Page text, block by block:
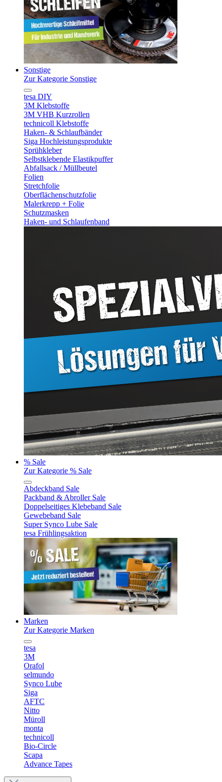
Sonstige
Zur Kategorie Sonstige
tesa DIY
3M Klebstoffe
3M VHB Kurzrollen
technicoll Klebstoffe
Haken- & Schlaufbänder
Siga Hochleistungsprodukte
Sprühkleber
Selbstklebende Elastikpuffer
Abfallsack / Müllbeutel
Folien
Stretchfolie
Oberflächenschutzfolie
Malerkrepp + Folie
Schutzmasken
Haken- und Schlaufenband
% Sale
Zur Kategorie % Sale
Abdeckband Sale
Packband & Abroller Sale
Doppelseitiges Klebeband Sale
Gewebeband Sale
Super Synco Lube Sale
tesa Frühlingsaktion
Marken
Zur Kategorie Marken
tesa
3M
Orafol
selmundo
Synco Lube
Siga
AFTC
Nitto
Müroll
monta
technicoll
Bio-Circle
Scapa
Advance Tapes